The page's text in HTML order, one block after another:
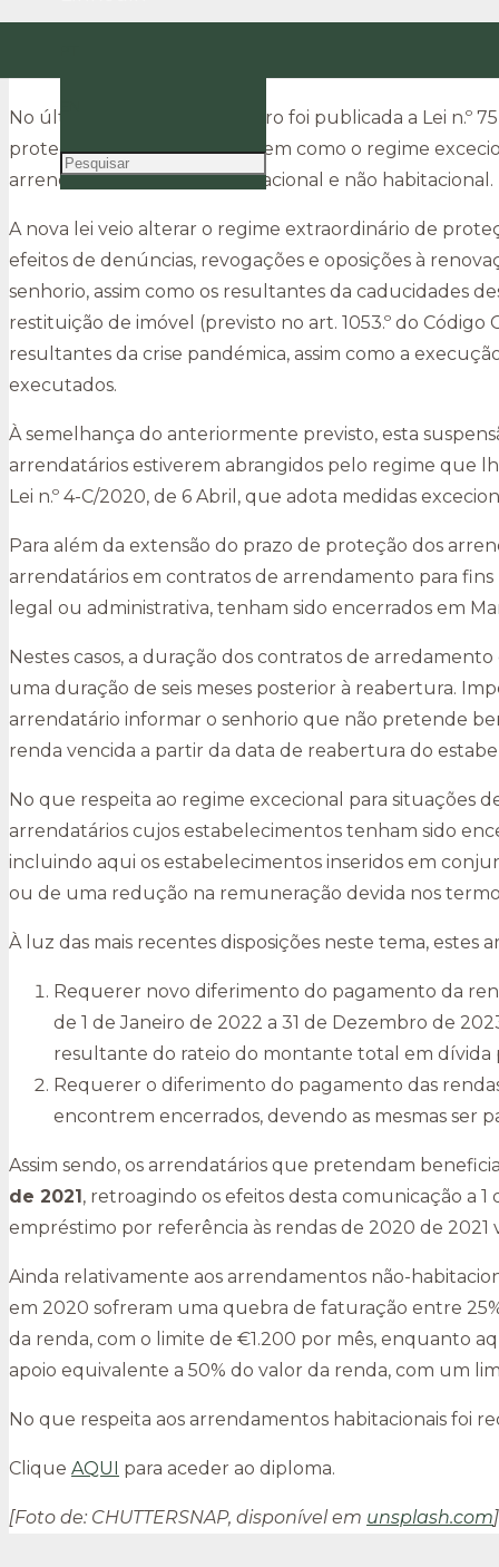
No último dia 30 de Dezembro foi publicada a Lei n.º
proteção de arrendatários, bem como o regime
arrendamento urbano habitacional e não habitacional.
A nova lei veio alterar o regime extraordinário de
efeitos de denúncias, revogações e oposições à
senhorio, assim como os resultantes da caducidades
restituição de imóvel (previsto no art. 1053.º do
resultantes da crise pandémica, assim como a
executados.
À semelhança do anteriormente previsto, esta
arrendatários estiverem abrangidos pelo regime que
Lei n.º 4-C/2020, de 6 Abril, que adota medidas
Para além da extensão do prazo de proteção dos
arrendatários em contratos de arrendamento para
legal ou administrativa, tenham sido encerrados em
Nestes casos, a duração dos contratos de
uma duração de seis meses posterior à reabertura.
arrendatário informar o senhorio que não pretende
renda vencida a partir da data de reabertura do
No que respeita ao regime excecional para situações
arrendatários cujos estabelecimentos tenham sido
incluindo aqui os estabelecimentos inseridos em
ou de uma redução na remuneração devida nos
À luz das mais recentes disposições neste tema, estes
Requerer novo diferimento do pagamento da
de 1 de Janeiro de 2022 a 31 de Dezembro de
resultante do rateio do montante total em dívida
Requerer o diferimento do pagamento das
encontrem encerrados, devendo as mesmas ser
Assim sendo, os arrendatários que pretendam
de 2021, retroagindo os efeitos desta comunicação a
empréstimo por referência às rendas de 2020 de 2021
Ainda relativamente aos arrendamentos não-
em 2020 sofreram uma quebra de faturação entre
da renda, com o limite de €1.200 por mês, enquanto
apoio equivalente a 50% do valor da renda, com um
No que respeita aos arrendamentos habitacionais foi
Clique AQUI para aceder ao diploma.
[Foto de: CHUTTERSNAP, disponível em unsplash.com]